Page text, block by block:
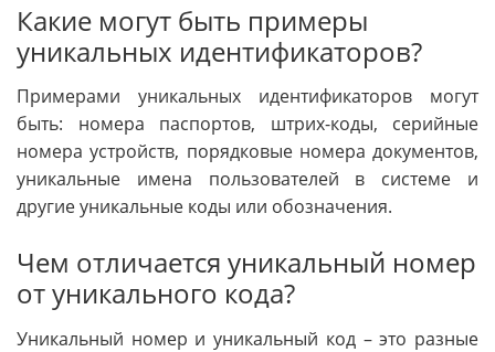
Какие могут быть примеры
уникальных идентификаторов?
Примерами уникальных идентификаторов могут
быть: номера паспортов, штрих-коды, серийные
номера устройств, порядковые номера документов,
уникальные имена пользователей в системе и
другие уникальные коды или обозначения.
Чем отличается уникальный номер
от уникального кода?
Уникальный номер и уникальный код – это разные